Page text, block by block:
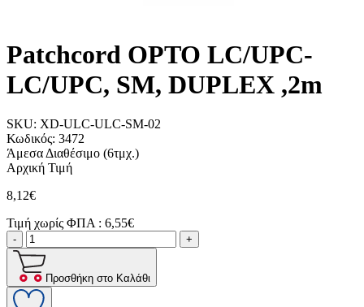
Patchcord OPTO LC/UPC-
LC/UPC, SM, DUPLEX ,2m
SKU: XD-ULC-ULC-SM-02
Κωδικός: 3472
Άμεσα Διαθέσιμο (6τμχ.)
Αρχική Τιμή
8,12€
Τιμή χωρίς ΦΠΑ : 6,55€
- +
Προσθήκη στο Καλάθι